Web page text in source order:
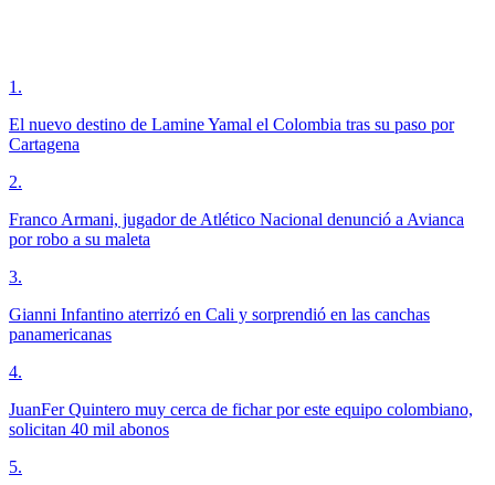
1.
El nuevo destino de Lamine Yamal el Colombia tras su paso por
Cartagena
2.
Franco Armani, jugador de Atlético Nacional denunció a Avianca
por robo a su maleta
3.
Gianni Infantino aterrizó en Cali y sorprendió en las canchas
panamericanas
4.
JuanFer Quintero muy cerca de fichar por este equipo colombiano,
solicitan 40 mil abonos
5.